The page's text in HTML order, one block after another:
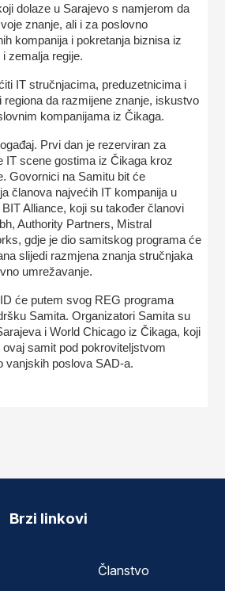
dolaze u Sarajevo s namjerom da
znanje, ali i za poslovno
kompanija i pokretanja biznisa iz
zemalja regije.
IT stručnjacima, preduzetnicima i
regiona da razmijene znanje, iskustvo
kompanijama iz Čikaga.
Prvi dan je rezerviran za
IT scene gostima iz Čikaga kroz
Govornici na Samitu bit će
članova najvećih IT kompanija u
Alliance, koji su također članovi
Authority Partners, Mistral
gdje je dio samitskog programa će
slijedi razmjena znanja stručnjaka
umrežavanje.
će putem svog REG programa
Samita. Organizatori Samita su
i World Chicago iz Čikaga, koji
samit pod pokroviteljstvom
vanjskih poslova SAD-a.
Brzi linkovi
Članstvo